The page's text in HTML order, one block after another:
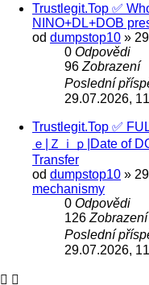
Trustlegit.Top ✅
NINO+DL+DOB
od dumpstop10 »
0 Odpovědi
96 Zobrazení
Poslední
29.07.2026,
Trustlegit.Top ✅
ｅ|Ｚｉｐ|Date of
Transfer
od dumpstop10 »
mechanismy
0 Odpovědi
126 Zobrazení
Poslední
29.07.2026,